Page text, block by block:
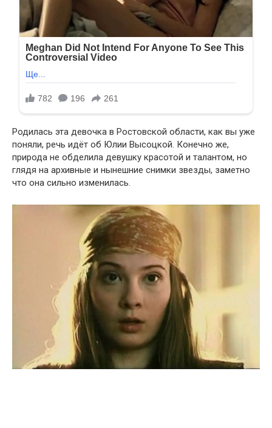
Родилась эта девочка в Ростовской области, как вы уже
поняли, речь идёт об Юлии Высоцкой. Конечно же,
природа не обделила девушку красотой и талантом, но
глядя на архивные и нынешние снимки звезды, заметно
что она сильно изменилась.